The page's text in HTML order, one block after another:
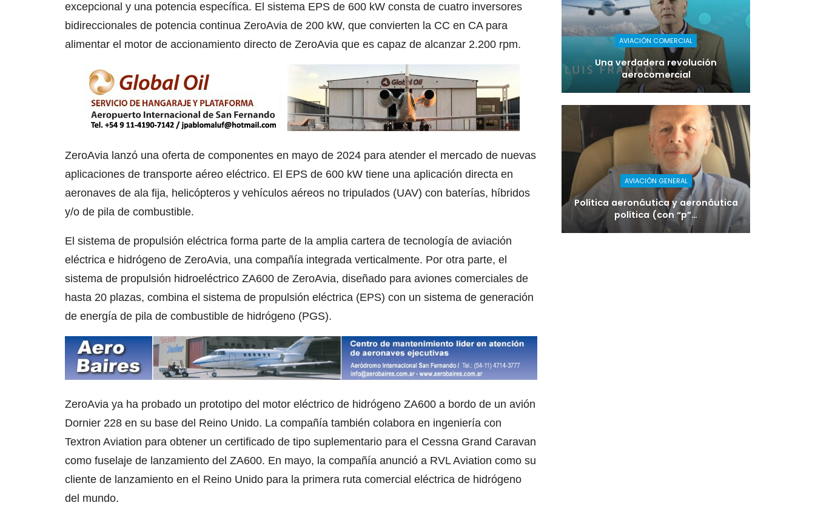
excepcional y una potencia específica. El sistema EPS de 600 kW consta de cuatro inversores
bidireccionales de potencia continua ZeroAvia de 200 kW, que convierten la CC en CA para
alimentar el motor de accionamiento directo de ZeroAvia que es capaz de alcanzar 2.200 rpm.
ZeroAvia lanzó una oferta de componentes en mayo de 2024 para atender el mercado de nuevas
aplicaciones de transporte aéreo eléctrico. El EPS de 600 kW tiene una aplicación directa en
aeronaves de ala fija, helicópteros y vehículos aéreos no tripulados (UAV) con baterías, híbridos
y/o de pila de combustible.
El sistema de propulsión eléctrica forma parte de la amplia cartera de tecnología de aviación
eléctrica e hidrógeno de ZeroAvia, una compañía integrada verticalmente. Por otra parte, el
sistema de propulsión hidroeléctrico ZA600 de ZeroAvia, diseñado para aviones comerciales de
hasta 20 plazas, combina el sistema de propulsión eléctrica (EPS) con un sistema de generación
de energía de pila de combustible de hidrógeno (PGS).
ZeroAvia ya ha probado un prototipo del motor eléctrico de hidrógeno ZA600 a bordo de un avión
Dornier 228 en su base del Reino Unido. La compañía también colabora en ingeniería con
Textron Aviation para obtener un certificado de tipo suplementario para el Cessna Grand Caravan
como fuselaje de lanzamiento del ZA600. En mayo, la compañía anunció a RVL Aviation como su
cliente de lanzamiento en el Reino Unido para la primera ruta comercial eléctrica de hidrógeno
del mundo.
AVIACIÓN COMERCIAL
Una verdadera revolución
aerocomercial
AVIACIÓN GENERAL
Política aeronáutica y aeronáutica
política (con “p”…